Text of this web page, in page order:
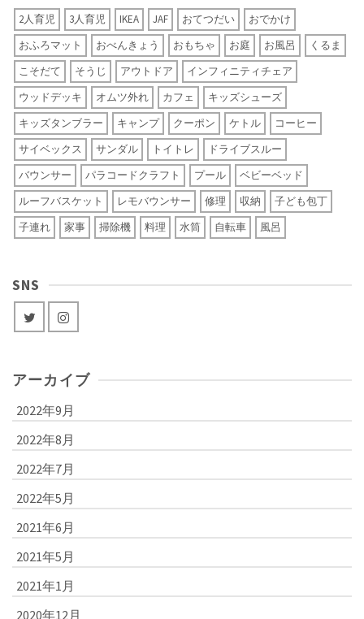
2人育児 3人育児 IKEA JAF おてつだい
おでかけ
おふろマット
おべんきょう おもちゃ お庭 お風呂
くるま
こそだて
そうじ アウトドア
インフィニティチェア
ウッドデッキ
オムツ外れ カフェ
キッズシューズ
キッズタンブラー
キャンプ クーポン ケトル
コーヒー
サイベックス
サンダル トイトレ
ドライブスルー
バウンサー
パラコードクラフト プール
ベビーベッド
ルーフバスケット
レモバウンサー 修理 収納
子ども包丁
子連れ
家事 掃除機 料理 水筒 自転車 風呂
SNS
アーカイブ
2022年9月
2022年8月
2022年7月
2022年5月
2021年6月
2021年5月
2021年1月
2020年12月